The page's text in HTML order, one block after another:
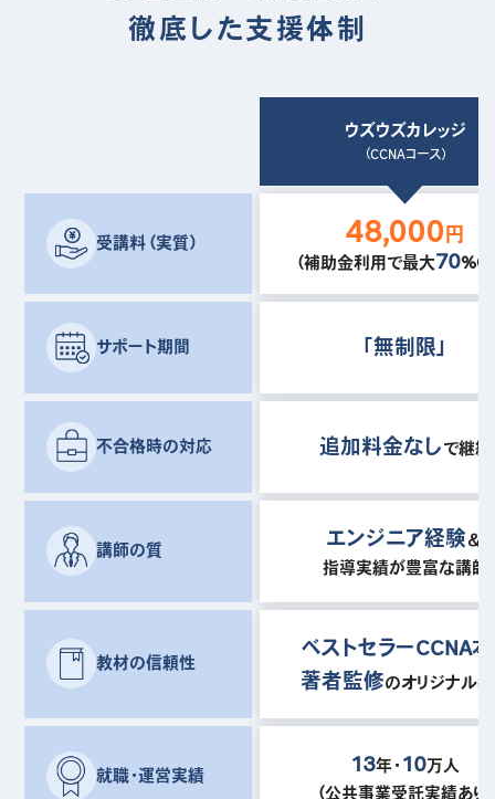
徹底した支援体制
ウズウズカレッジ
（CCNAコース）
受講料（実質） 48,000 円
（補助金利用で最大70
サポート期間 「無制限」
不合格時の対応 追加料金なしで継続
講師の質 エンジニア経験＆
指導実績が豊富な講師
教材の信頼性
ベストセラーCCNA本
著者監修のオリジナル
就職・運営実績 13年・ 10万人
（公共事業受託実績あり）